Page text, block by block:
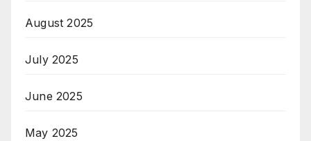
August 2025
July 2025
June 2025
May 2025